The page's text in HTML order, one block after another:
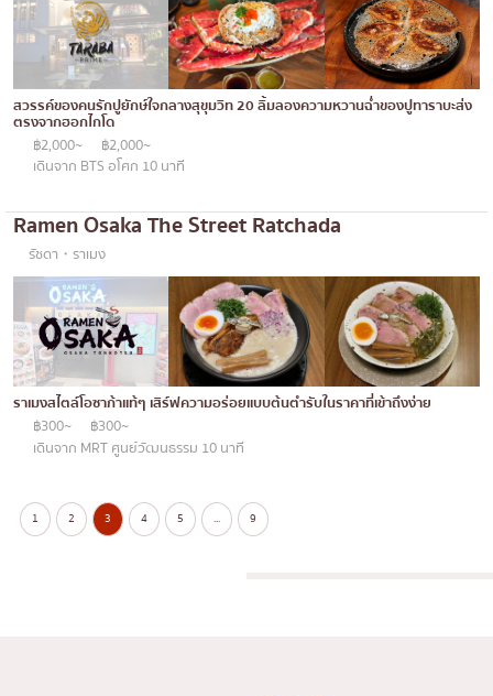
สวรรค์ของคนรักปูยักษ์ใจกลางสุขุมวิท 20 ลิ้มลองความหวานฉ่ำของปูทาราบะส่ง
ตรงจากฮอกไกโด
฿2,000~
฿2,000~
เดินจาก BTS อโศก 10 นาที
Ramen Osaka The Street Ratchada
รัชดา・ราเมง
ราเมงสไตล์โอซาก้าแท้ๆ เสิร์ฟความอร่อยแบบต้นตำรับในราคาที่เข้าถึงง่าย
฿300~
฿300~
เดินจาก MRT ศูนย์วัฒนธรรม 10 นาที
1 2 3 4 5 ... 9